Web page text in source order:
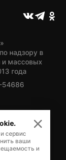
надзору в
и массовых
года
54686
Ямало-
сервис
ваши
и